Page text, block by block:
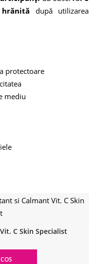
după utilizarea
protectoare
mediu
C Skin Specialist